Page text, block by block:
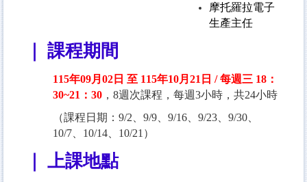
摩托羅拉電子
生產主任
｜ 課程期間
115年09月02日 至 115年10月21日 / 每週三 18：
30~21：30 ，8週次課程，每週3小時，共24小時
（課程日期：9/2、9/9、9/16、9/23、9/30、
10/7、10/14、10/21）
｜ 上課地點